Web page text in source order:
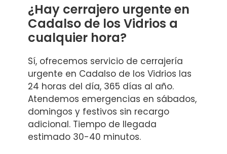
¿Hay cerrajero urgente en
Cadalso de los Vidrios a
cualquier hora?
Sí, ofrecemos servicio de cerrajería
urgente en Cadalso de los Vidrios las
24 horas del día, 365 días al año.
Atendemos emergencias en sábados,
domingos y festivos sin recargo
adicional. Tiempo de llegada
estimado 30-40 minutos.